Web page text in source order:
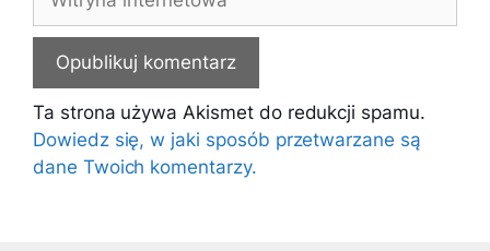
internetowa
Ta strona używa Akismet do redukcji spamu.
Dowiedz się, w jaki sposób przetwarzane są
dane Twoich komentarzy.